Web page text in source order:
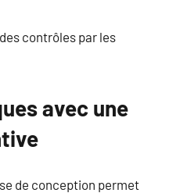
contrôles par les
avec une
de conception permet